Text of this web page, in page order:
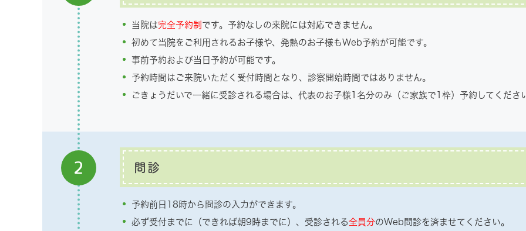
当院は完全予約制 です。予約なしの来院には対応できません。
初めて当院をご利用されるお子様や、発熱のお子様もWeb予約が可能です。
事前予約および当日予約が可能です。
予約時間はご来院いただく受付時間となり、診察開始時間ではありません。
ごきょうだいで一緒に受診される場合は、代表のお子様1名分のみ（ご家族で1枠）予約してくださ
2 問診
予約前日18時から問診の入力ができます。
必ず受付までに（できれば朝9時までに）、受診される全員分のWeb問診を済ませてください。